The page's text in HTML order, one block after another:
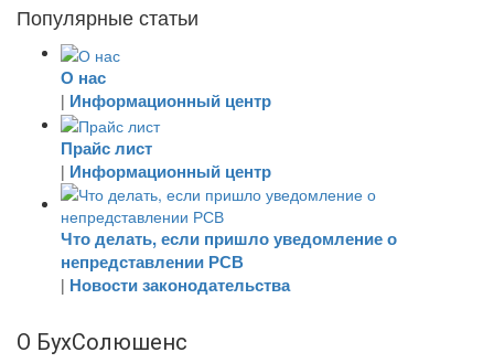
Популярные статьи
О нас
| Информационный центр
Прайс лист
| Информационный центр
Что делать, если пришло уведомление о
непредставлении РСВ
| Новости законодательства
О БухСолюшенс